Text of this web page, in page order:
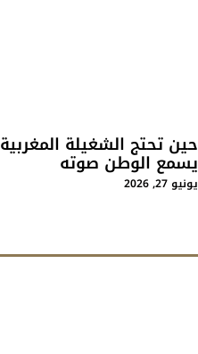
حين تحتج الشغيلة المغربية
يسمع الوطن صوته
يونيو 27, 2026